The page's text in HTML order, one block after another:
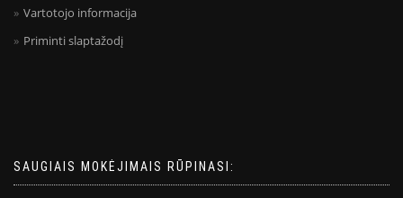
Vartotojo informacija
Priminti slaptažodį
SAUGIAIS MOKĖJIMAIS RŪPINASI: